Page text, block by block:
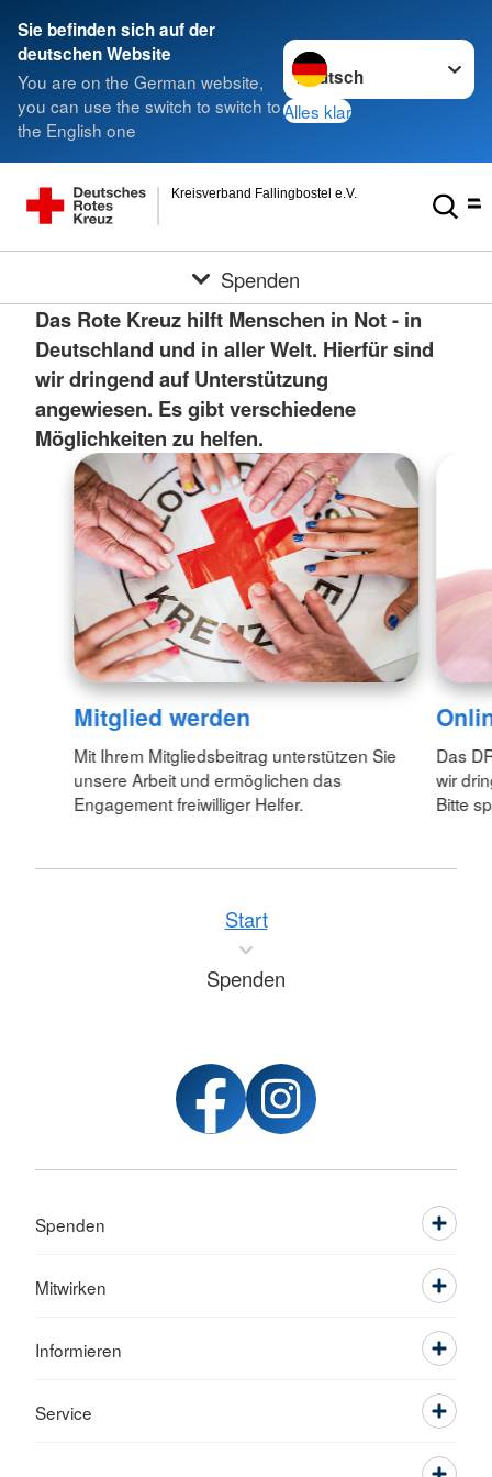
Sie befinden sich auf der
deutschen Website
You are on the German website,
you can use the switch to switch to
the English one
Sprache wechseln zu
Alles klar
Kreisverband Fallingbostel e.V.
Spenden
Das Rote Kreuz hilft Menschen in Not - in
Deutschland und in aller Welt. Hierfür sind
wir dringend auf Unterstützung
angewiesen. Es gibt verschiedene
Möglichkeiten zu helfen.
Mitglied werden
Mit Ihrem Mitgliedsbeitrag unterstützen Sie
unsere Arbeit und ermöglichen das
Engagement freiwilliger Helfer.
Das
wir
Bitte
Start
Spenden
Spenden
Mitwirken
Informieren
Service